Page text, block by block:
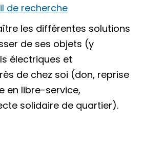
de recherche
les différentes solutions
de ses objets (y
électriques et
de chez soi (don, reprise
en libre-service,
solidaire de quartier).